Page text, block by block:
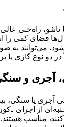
تاشو، راه‌حلی
فضای کمی را
می‌توانند
در دو نوع گازی
آجری و
آجری یا سنگی،
از اجرای
مناسب هستند.